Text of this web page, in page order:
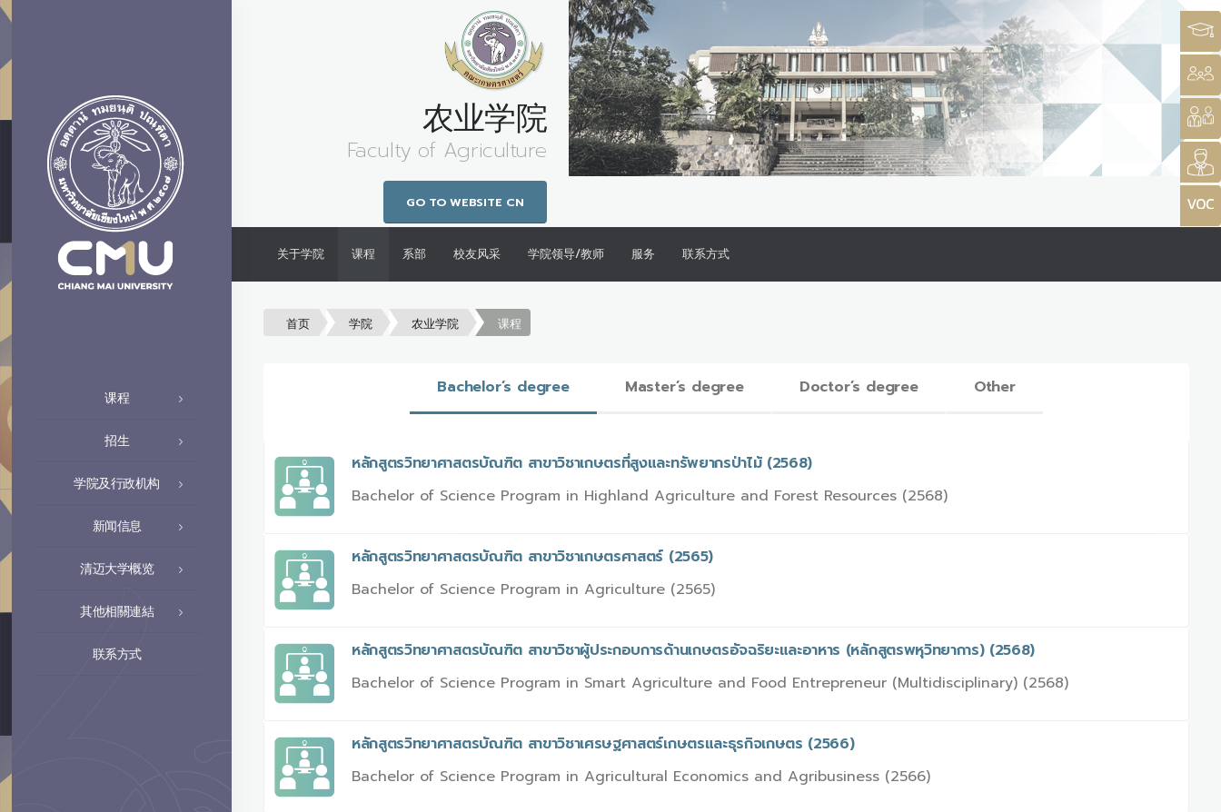
课程
招生
学院及行政机构
新闻信息
清迈大学概览
其他相關連結
联系方式
农业学院
Faculty of Agriculture
GO TO WEBSITE CN
关于学院 课程 系部 校友风采 学院领导/教师 服务 联系方式
首页 学院 农业学院 课程
Bachelor’s degree Master’s degree Doctor’s degree Other
หลักสูตรวิทยาศาสตรบัณฑิต สาขาวิชาเกษตรที่สูงและทรัพยากรป่าไม้ (2568)
Bachelor of Science Program in Highland Agriculture and Forest Resources (2568)
หลักสูตรวิทยาศาสตรบัณฑิต สาขาวิชาเกษตรศาสตร์ (2565)
Bachelor of Science Program in Agriculture (2565)
หลักสูตรวิทยาศาสตรบัณฑิต สาขาวิชาผู้ประกอบการด้านเกษตรอัจฉริยะและอาหาร (หลักสูตรพหุวิทยาการ) (2568)
Bachelor of Science Program in Smart Agriculture and Food Entrepreneur (Multidisciplinary) (2568)
หลักสูตรวิทยาศาสตรบัณฑิต สาขาวิชาเศรษฐศาสตร์เกษตรและธุรกิจเกษตร (2566)
Bachelor of Science Program in Agricultural Economics and Agribusiness (2566)